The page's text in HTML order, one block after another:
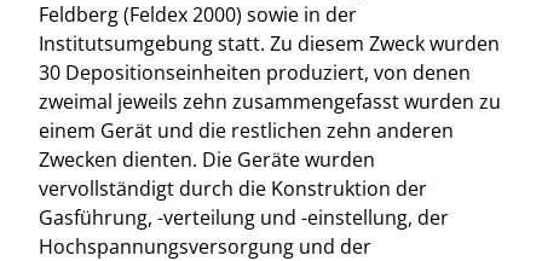
Feldberg (Feldex 2000) sowie in der
Institutsumgebung statt. Zu diesem Zweck wurden
30 Depositionseinheiten produziert, von denen
zweimal jeweils zehn zusammengefasst wurden zu
einem Gerät und die restlichen zehn anderen
Zwecken dienten. Die Geräte wurden
vervollständigt durch die Konstruktion der
Gasführung, -verteilung und -einstellung, der
Hochspannungsversorgung und der